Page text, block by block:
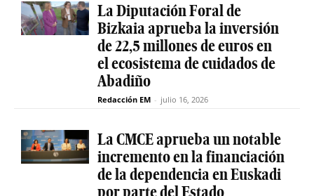
La Diputación Foral de
Bizkaia aprueba la inversión
de 22,5 millones de euros en
el ecosistema de cuidados de
Abadiño
Redacción EM - julio 16, 2026
La CMCE aprueba un notable
incremento en la financiación
de la dependencia en Euskadi
por parte del Estado